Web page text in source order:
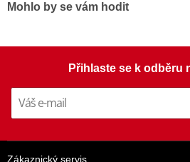
Mohlo by se vám hodit
Přihlaste se k odběru
Zákaznický servis